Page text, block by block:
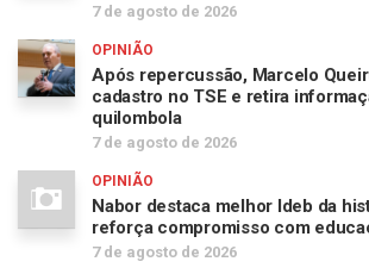
7 de agosto de 2026
OPINIÃO
Após repercussão, Marcelo
cadastro no TSE e retira
quilombola
7 de agosto de 2026
OPINIÃO
Nabor destaca melhor Ideb da
reforça compromisso com
7 de agosto de 2026